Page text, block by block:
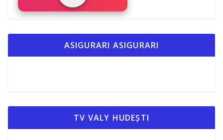
ASIGURARI ASIGURARI
TV VALY HUDEȘTI